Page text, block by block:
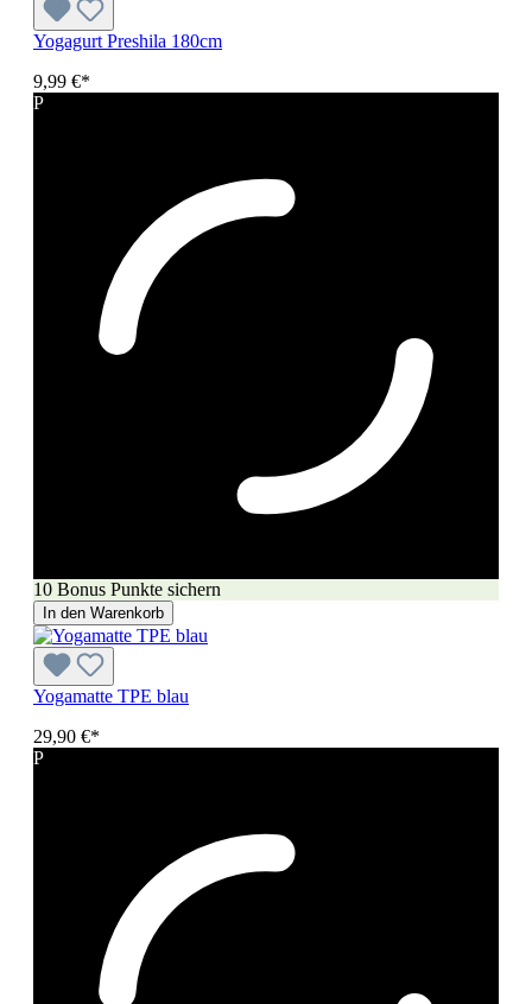
Yogagurt Preshila 180cm
9,99 €*
P
10 Bonus Punkte sichern
In den Warenkorb
Yogamatte TPE blau
29,90 €*
P